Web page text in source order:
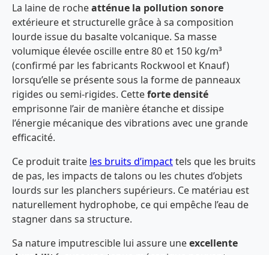
La laine de rocheatténue la pollution sonore
extérieure et structurelle grâce à sa composition
lourde issue du basalte volcanique. Sa masse
volumique élevée oscille entre 80 et 150 kg/m³
(confirmé par les fabricants Rockwool et Knauf)
lorsqu’elle se présente sous la forme de panneaux
rigides ou semi-rigides. Cetteforte densité
emprisonne l’air de manière étanche et dissipe
l’énergie mécanique des vibrations avec une grande
efficacité.
Ce produit traite les bruits d’impacttels que les bruits
de pas, les impacts de talons ou les chutes d’objets
lourds sur les planchers supérieurs. Ce matériau est
naturellement hydrophobe, ce qui empêche l’eau de
stagner dans sa structure.
Sa nature imputrescible lui assure uneexcellente